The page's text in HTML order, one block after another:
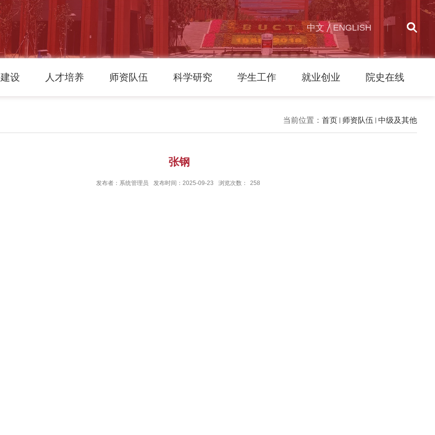
中文 ENGLISH
设 人才培养 师资队伍 科学研究 学生工作 就业创业 院史在线
当前位置： 首页 师资队伍 中级及其他
张钢
发布者：系统管理员 发布时间：2025-09-23 浏览次数： 258